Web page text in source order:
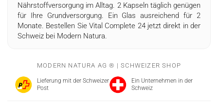
Nährstoffversorgung im Alltag. 2 Kapseln täglich genügen
für Ihre Grundversorgung. Ein Glas ausreichend für 2
Monate. Bestellen Sie Vital Complete 24 jetzt direkt in der
Schweiz bei Modern Natura.
MODERN NATURA AG ® | SCHWEIZER SHOP
Lieferung mit der Schweizer
Post
Ein Unternehmen in der
Schweiz